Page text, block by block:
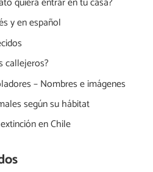
y en español
callejeros?
– Nombres e imágenes
según su hábitat
en Chile